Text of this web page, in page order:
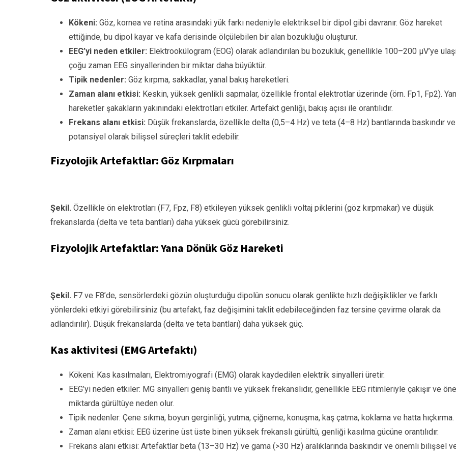
Kökeni: Göz, kornea ve retina arasındaki yük farkı nedeniyle elektriksel bir dipol gibi davranır. Göz hareket
ettiğinde, bu dipol kayar ve kafa derisinde ölçülebilen bir alan bozukluğu oluşturur.
EEG’yi neden etkiler: Elektrookülogram (EOG) olarak adlandırılan bu bozukluk, genellikle 100–200 µV’ye
çoğu zaman EEG sinyallerinden bir miktar daha büyüktür.
Tipik nedenler: Göz kırpma, sakkadlar, yanal bakış hareketleri.
Zaman alanı etkisi: Keskin, yüksek genlikli sapmalar, özellikle frontal elektrotlar üzerinde (örn. Fp1, Fp2).
hareketler şakakların yakınındaki elektrotları etkiler. Artefakt genliği, bakış açısı ile orantılıdır.
Frekans alanı etkisi: Düşük frekanslarda, özellikle delta (0,5–4 Hz) ve teta (4–8 Hz) bantlarında baskındır ve
potansiyel olarak bilişsel süreçleri taklit edebilir.
Fizyolojik Artefaktlar: Göz Kırpmaları
Şekil. Özellikle ön elektrotları (F7, Fpz, F8) etkileyen yüksek genlikli voltaj piklerini (göz kırpmakar) ve düşük
frekanslarda (delta ve teta bantları) daha yüksek gücü görebilirsiniz.
Fizyolojik Artefaktlar: Yana Dönük Göz Hareketi
Şekil. F7 ve F8’de, sensörlerdeki gözün oluşturduğu dipolün sonucu olarak genlikte hızlı değişiklikler ve farklı
yönlerdeki etkiyi görebilirsiniz (bu artefakt, faz değişimini taklit edebileceğinden faz tersine çevirme olarak da
adlandırılır). Düşük frekanslarda (delta ve teta bantları) daha yüksek güç.
Kas aktivitesi (EMG Artefaktı)
Kökeni: Kas kasılmaları, Elektromiyografi (EMG) olarak kaydedilen elektrik sinyalleri üretir.
EEG’yi neden etkiler: MG sinyalleri geniş bantlı ve yüksek frekanslıdır, genellikle EEG ritimleriyle çakışır ve
miktarda gürültüye neden olur.
Tipik nedenler: Çene sıkma, boyun gerginliği, yutma, çiğneme, konuşma, kaş çatma, koklama ve hatta hıçkırma.
Zaman alanı etkisi: EEG üzerine üst üste binen yüksek frekanslı gürültü, genliği kasılma gücüne orantılıdır.
Frekans alanı etkisi: Artefaktlar beta (13–30 Hz) ve gama (>30 Hz) aralıklarında baskındır ve önemli bilişsel